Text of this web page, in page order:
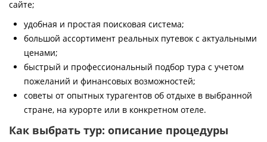
сайте;
удобная и простая поисковая система;
большой ассортимент реальных путевок с актуальными
ценами;
быстрый и профессиональный подбор тура с учетом
пожеланий и финансовых возможностей;
советы от опытных турагентов об отдыхе в выбранной
стране, на курорте или в конкретном отеле.
Как выбрать тур: описание процедуры